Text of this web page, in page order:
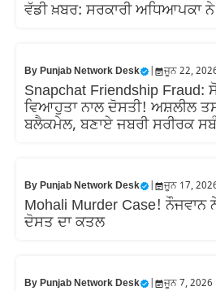
ਵੱਡੀ ਖ਼ਬਰ: ਸਰਕਾਰੀ ਅਧਿਆਪਕਾ ਨੇ
ByPunjab Network Desk ਜੂਨ 22,
Snapchat Friendship Fraud:
ਵਿਆਹੁਤਾ ਨਾਲ ਦੋਸਤੀ! ਅਸ਼ਲੀਲ
ਬਲੈਕਮੇਲ, ਬਣਾਏ ਜਬਰੀ ਸਰੀਰਕ
ByPunjab Network Desk ਜੂਨ 17,
Mohali Murder Case! ਨੌਜਵਾਨ
ਦੋਸਤ ਦਾ ਕਤਲ
ByPunjab Network Desk ਜੂਨ 7, 2026